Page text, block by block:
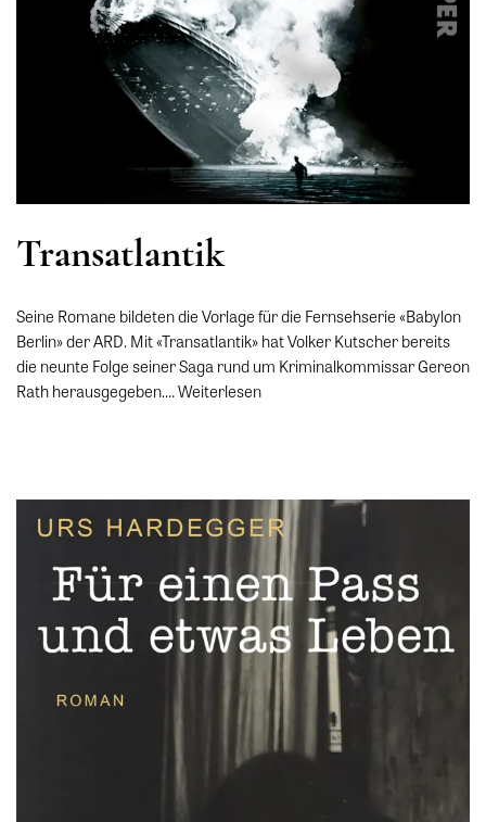
Transatlantik
Seine Romane bildeten die Vorlage für die Fernsehserie «Babylon
Berlin» der ARD. Mit «Transatlantik» hat Volker Kutscher bereits
die neunte Folge seiner Saga rund um Kriminalkommissar Gereon
Rath herausgegeben.…Weiterlesen